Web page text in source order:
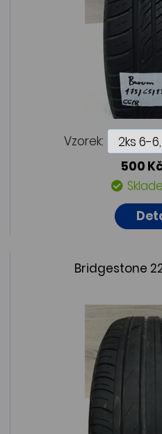
Vzorek:
500 Kč
Bridgestone